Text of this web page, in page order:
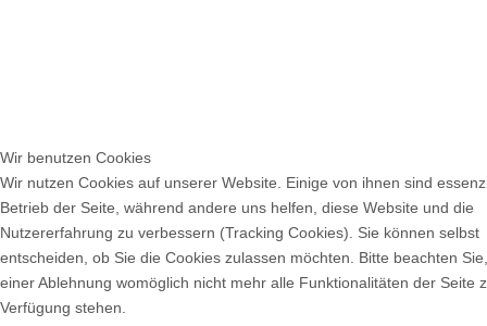
Wir benutzen Cookies
Wir nutzen Cookies auf unserer Website. Einige von ihnen sind
Betrieb der Seite, während andere uns helfen, diese Website und die
Nutzererfahrung zu verbessern (Tracking Cookies). Sie können selbst
entscheiden, ob Sie die Cookies zulassen möchten. Bitte beachten
einer Ablehnung womöglich nicht mehr alle Funktionalitäten der Seite
Verfügung stehen.